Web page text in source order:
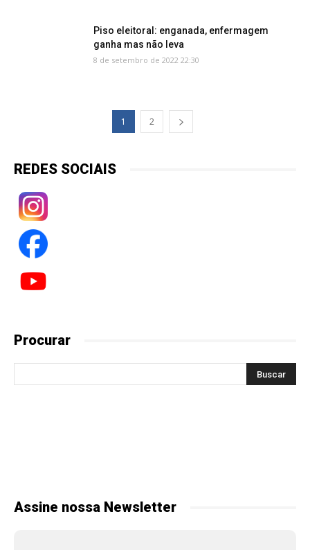
Piso eleitoral: enganada, enfermagem
ganha mas não leva
8 de setembro de 2022 22:30
1 2
REDES SOCIAIS
Procurar
Assine nossa Newsletter